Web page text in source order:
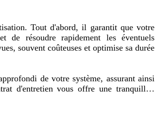
Flow) ou VRV qui permettent de
sur de grandes surfaces.
d'infos contactez AZ home services
Tout d'abord, il garantit que votre
résoudre rapidement les éventuels
souvent coûteuses et optimise sa durée
de votre système, assurant ainsi
d'entretien vous offre une tranquillité